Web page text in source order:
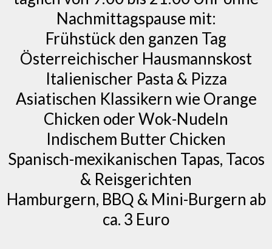
Nachmittagspause mit:
Frühstück den ganzen Tag
Österreichischer Hausmannskost
Italienischer Pasta & Pizza
Asiatischen Klassikern wie Orange
Chicken oder Wok-Nudeln
Indischem Butter Chicken
Spanisch-mexikanischen Tapas, Tacos
& Reisgerichten
Hamburgern, BBQ & Mini-Burgern ab
ca. 3 Euro